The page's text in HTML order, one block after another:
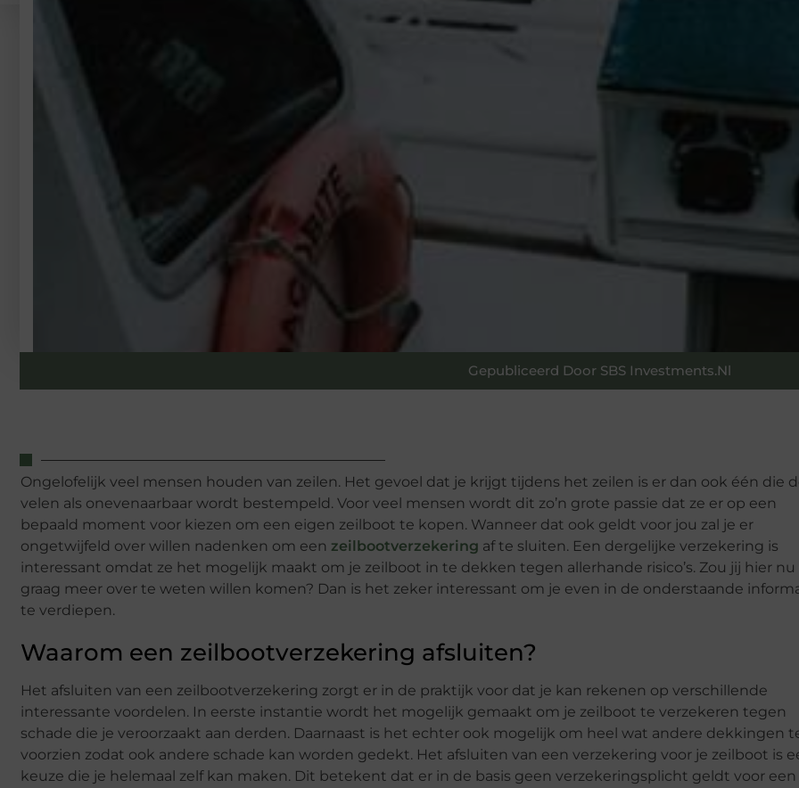
Gepubliceerd Door SBS Investments.nl
Ongelofelijk veel mensen houden van zeilen. Het gevoel dat je krijgt tijdens het zeilen is er dan ook één die
velen als onevenaarbaar wordt bestempeld. Voor veel mensen wordt dit zo’n grote passie dat ze er op een
bepaald moment voor kiezen om een eigen zeilboot te kopen. Wanneer dat ook geldt voor jou zal je er
ongetwijfeld over willen nadenken om een zeilbootverzekering af te sluiten. Een dergelijke verzekering is
interessant omdat ze het mogelijk maakt om je zeilboot in te dekken tegen allerhande risico’s. Zou jij hier nu
graag meer over te weten willen komen? Dan is het zeker interessant om je even in de onderstaande
te verdiepen.
Waarom een zeilbootverzekering afsluiten?
Het afsluiten van een zeilbootverzekering zorgt er in de praktijk voor dat je kan rekenen op verschillende
interessante voordelen. In eerste instantie wordt het mogelijk gemaakt om je zeilboot te verzekeren tegen
schade die je veroorzaakt aan derden. Daarnaast is het echter ook mogelijk om heel wat andere dekkingen
voorzien zodat ook andere schade kan worden gedekt. Het afsluiten van een verzekering voor je zeilboot is
keuze die je helemaal zelf kan maken. Dit betekent dat er in de basis geen verzekeringsplicht geldt voor een